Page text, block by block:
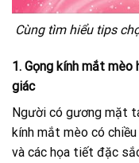
Cùng tìm hiểu tips
1. Gọng kính mắt
giác
Người có gương mặt
kính mắt mèo có
và các họa tiết đặc